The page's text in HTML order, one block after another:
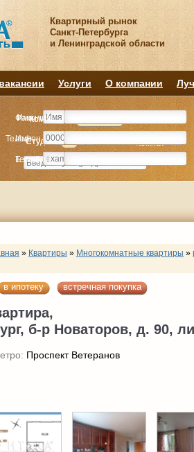
Квартирный рынок
Санкт-Петербурга
и Ленинградской области
Услуги О компании
Комнату
Студия Комнат
Комнату
Студия Комнат
Имя
Телефон
E-mail
Фамилия
Имя
Телефон
» Квартиры » Многокомнатные квартиры »
в ипотеку встречная покупка
б-р Новаторов, д. 90,
Проспект Ветеранов